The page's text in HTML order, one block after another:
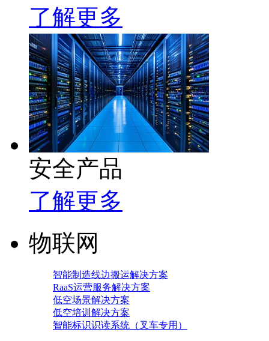
了解更多
安全产品
了解更多
物联网
智能制造线边搬运解决方案
RaaS运营服务解决方案
低空场景解决方案
低空培训解决方案
智能标识识读系统（叉车专用）